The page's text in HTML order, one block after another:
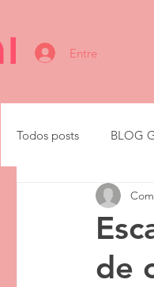
Entre
Todos posts BLOG
de